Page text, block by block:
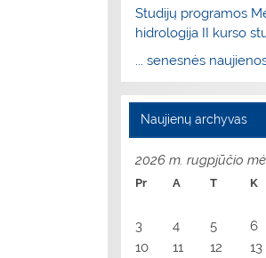
Studijų programos
hidrologija II kurso
... senesnės
Naujienų archyvas
2026 m. rugpjūčio
Pr A T K
3
4 5 6
10
11 12 13